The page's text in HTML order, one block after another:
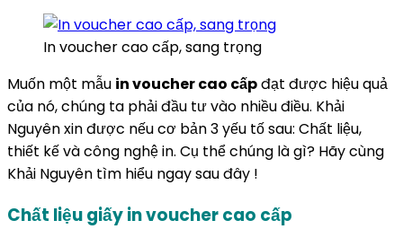
In voucher cao cấp, sang trọng
Muốn một mẫu in voucher cao cấpđạt được hiệu quả
của nó, chúng ta phải đầu tư vào nhiều điều. Khải
Nguyên xin được nếu cơ bản 3 yếu tố sau: Chất liệu,
thiết kế và công nghệ in. Cụ thể chúng là gì? Hãy cùng
Khải Nguyên tìm hiểu ngay sau đây !
Chất liệu giấy in voucher cao cấp